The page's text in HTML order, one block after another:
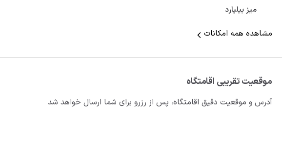
میز بیلیارد
مشاهده همه امکانات
موقعیت تقریبی اقامتگاه
آدرس و موقعیت دقیق اقامتگاه، پس از رزرو برای شما ارسال خواهد شد